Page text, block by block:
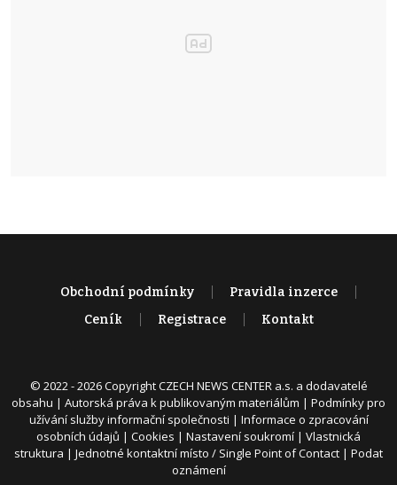
Obchodní podmínky
Pravidla inzerce
Ceník
Registrace Kontakt
© 2022 - 2026 Copyright CZECH NEWS CENTER a.s. a dodavatelé
obsahu | Autorská práva k publikovaným materiálům | Podmínky pro
užívání služby informační společnosti | Informace o zpracování
osobních údajů | Cookies | Nastavení soukromí | Vlastnická
struktura | Jednotné kontaktní místo / Single Point of Contact | Podat
oznámení